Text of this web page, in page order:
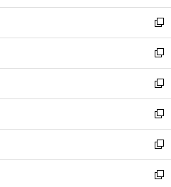
開
く
ウ
で
開
く
ン
ド
ウ
で
開
く
新
し
い
ウ
ィ
ン
ド
ウ
で
開
く
新
し
い
ウ
ィ
ン
ド
ウ
で
新
し
い
ウ
ィ
ン
ド
新
し
い
ウ
ィ
新
し
い
新